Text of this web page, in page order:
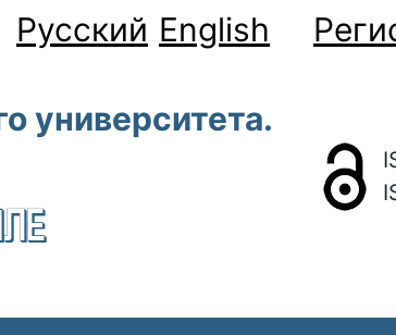
Русский English
университета.